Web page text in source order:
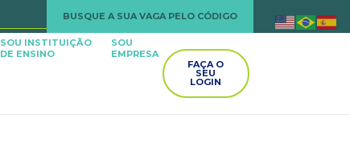
BUSQUE A SUA VAGA PELO CÓDIGO
SOU INSTITUIÇÃO
DE ENSINO
SOU
EMPRESA
FAÇA O
SEU
LOGIN